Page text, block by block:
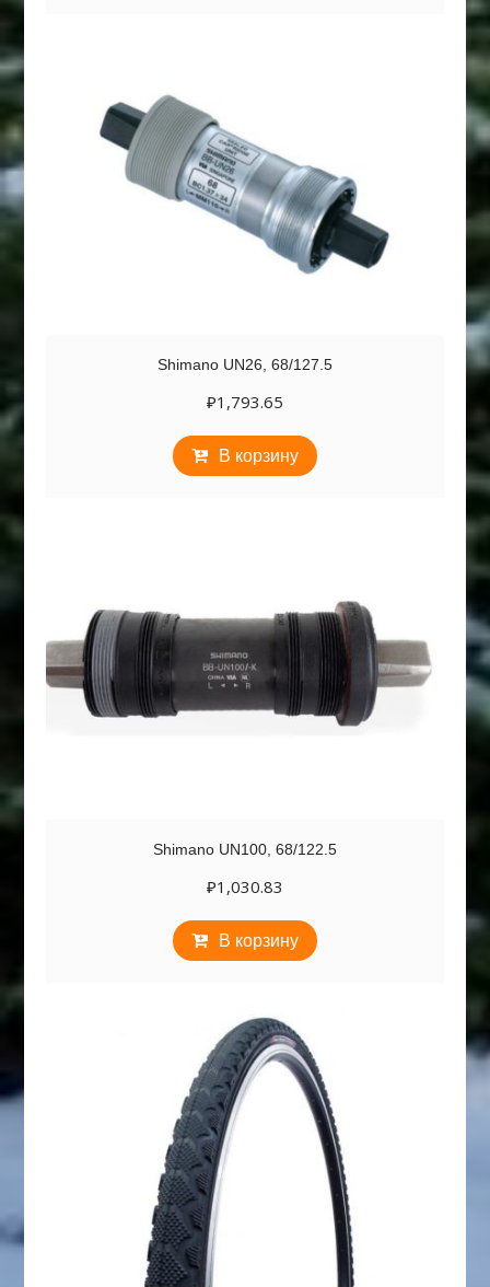
Shimano UN26, 68/127.5
₽1,793.65
В корзину
Shimano UN100, 68/122.5
₽1,030.83
В корзину